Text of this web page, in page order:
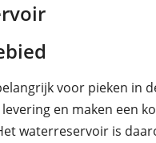
voor pieken in
en maken een
waterreservoir is